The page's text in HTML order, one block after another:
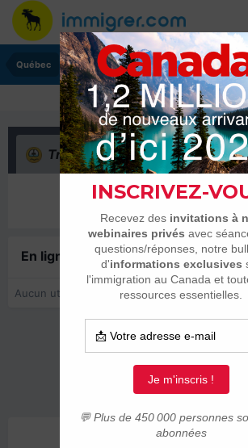
Québec
Triste (0)
Il n’y a encore rien ici
En ligne récemment0 membre est en
Aucun utilisateur enregistré regarde cette